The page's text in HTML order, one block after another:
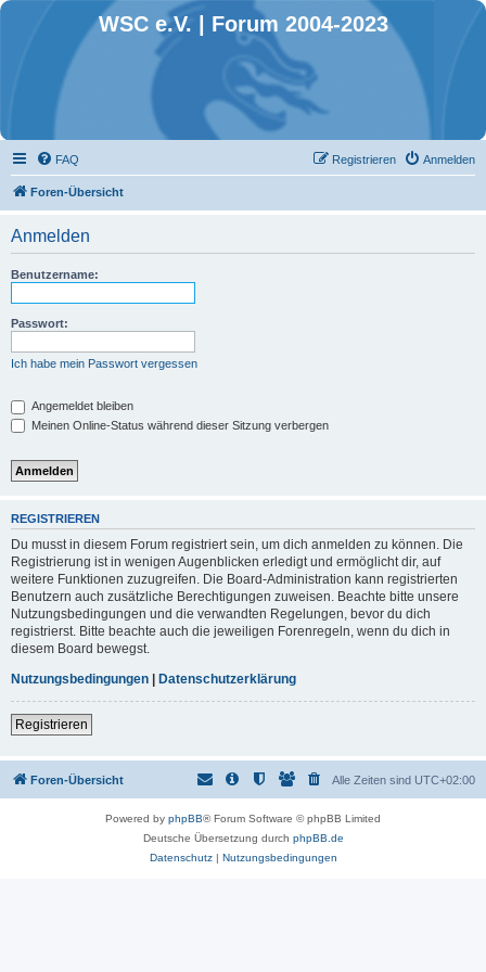
WSC e.V. | Forum 2004-2023
FAQ Anmelden
Registrieren
Foren-Übersicht
Anmelden
Benutzername:
Passwort:
Ich habe mein Passwort vergessen
Angemeldet bleiben
Meinen Online-Status während dieser Sitzung verbergen
REGISTRIEREN
Du musst in diesem Forum registriert sein, um dich anmelden zu können. Die
Registrierung ist in wenigen Augenblicken erledigt und ermöglicht dir, auf
weitere Funktionen zuzugreifen. Die Board-Administration kann registrierten
Benutzern auch zusätzliche Berechtigungen zuweisen. Beachte bitte unsere
Nutzungsbedingungen und die verwandten Regelungen, bevor du dich
registrierst. Bitte beachte auch die jeweiligen Forenregeln, wenn du dich in
diesem Board bewegst.
Nutzungsbedingungen | Datenschutzerklärung
Registrieren
Foren-Übersicht Alle Zeiten sind UTC+02:00
Powered by phpBB® Forum Software © phpBB Limited
Deutsche Übersetzung durch phpBB.de
Datenschutz| Nutzungsbedingungen